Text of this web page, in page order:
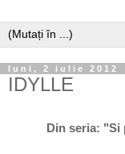
luni, 2 iulie 2012
IDYLLE
Din seria: